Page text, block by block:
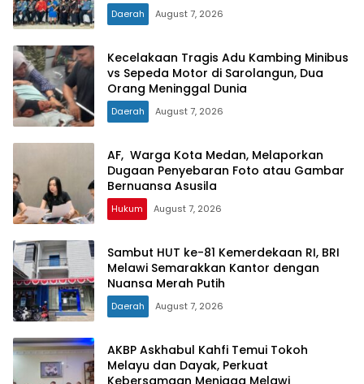
Daerah August 7, 2026
Kecelakaan Tragis Adu Kambing Minibus
vs Sepeda Motor di Sarolangun, Dua
Orang Meninggal Dunia
Daerah August 7, 2026
AF, Warga Kota Medan, Melaporkan
Dugaan Penyebaran Foto atau Gambar
Bernuansa Asusila
Hukum August 7, 2026
Sambut HUT ke-81 Kemerdekaan RI, BRI
Melawi Semarakkan Kantor dengan
Nuansa Merah Putih
Daerah August 7, 2026
AKBP Askhabul Kahfi Temui Tokoh
Melayu dan Dayak, Perkuat
Kebersamaan Menjaga Melawi